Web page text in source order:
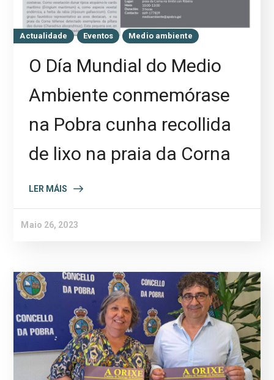
Actualidade Eventos Medio ambiente
O Día Mundial do Medio
Ambiente conmemórase
na Pobra cunha recollida
de lixo na praia da Corna
LER MÁIS
Maio 26, 2023